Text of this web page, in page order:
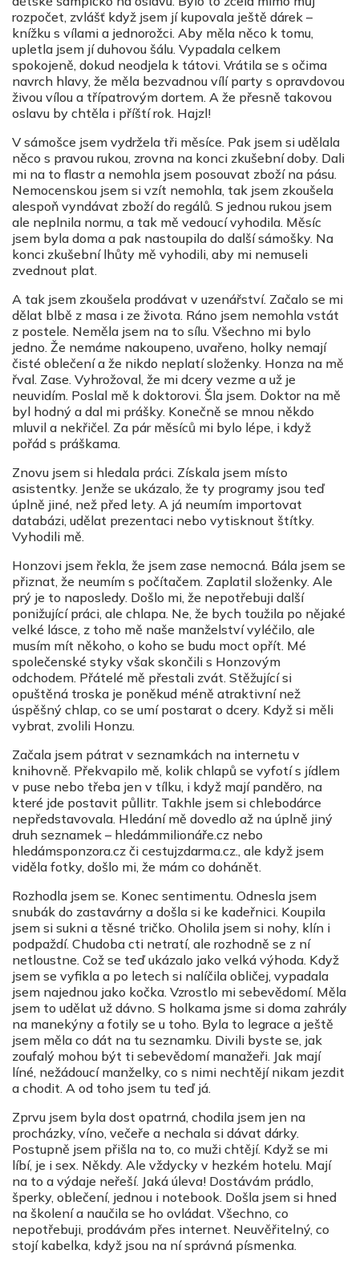
rozpočet, zvlášť když jsem jí kupovala ještě dárek –
knížku s vílami a jednorožci. Aby měla něco k tomu,
upletla jsem jí duhovou šálu. Vypadala celkem
spokojeně, dokud neodjela k tátovi. Vrátila se s očima
navrch hlavy, že měla bezvadnou vílí party s opravdovou
živou vílou a třípatrovým dortem. A že přesně takovou
oslavu by chtěla i příští rok. Hajzl!
V sámošce jsem vydržela tři měsíce. Pak jsem si udělala
něco s pravou rukou, zrovna na konci zkušební doby. Dali
mi na to flastr a nemohla jsem posouvat zboží na pásu.
Nemocenskou jsem si vzít nemohla, tak jsem zkoušela
alespoň vyndávat zboží do regálů. S jednou rukou jsem
ale neplnila normu, a tak mě vedoucí vyhodila. Měsíc
jsem byla doma a pak nastoupila do další sámošky. Na
konci zkušební lhůty mě vyhodili, aby mi nemuseli
zvednout plat.
A tak jsem zkoušela prodávat v uzenářství. Začalo se mi
dělat blbě z masa i ze života. Ráno jsem nemohla vstát
z postele. Neměla jsem na to sílu. Všechno mi bylo
jedno. Že nemáme nakoupeno, uvařeno, holky nemají
čisté oblečení a že nikdo neplatí složenky. Honza na mě
řval. Zase. Vyhrožoval, že mi dcery vezme a už je
neuvidím. Poslal mě k doktorovi. Šla jsem. Doktor na mě
byl hodný a dal mi prášky. Konečně se mnou někdo
mluvil a nekřičel. Za pár měsíců mi bylo lépe, i když
pořád s práškama.
Znovu jsem si hledala práci. Získala jsem místo
asistentky. Jenže se ukázalo, že ty programy jsou teď
úplně jiné, než před lety. A já neumím importovat
databázi, udělat prezentaci nebo vytisknout štítky.
Vyhodili mě.
Honzovi jsem řekla, že jsem zase nemocná. Bála jsem se
přiznat, že neumím s počítačem. Zaplatil složenky. Ale
prý je to naposledy. Došlo mi, že nepotřebuji další
ponižující práci, ale chlapa. Ne, že bych toužila po nějaké
velké lásce, z toho mě naše manželství vyléčilo, ale
musím mít někoho, o koho se budu moct opřít. Mé
společenské styky však skončili s Honzovým
odchodem. Přátelé mě přestali zvát. Stěžující si
opuštěná troska je poněkud méně atraktivní než
úspěšný chlap, co se umí postarat o dcery. Když si měli
vybrat, zvolili Honzu.
Začala jsem pátrat v seznamkách na internetu v
knihovně. Překvapilo mě, kolik chlapů se vyfotí s jídlem
v puse nebo třeba jen v tílku, i když mají panděro, na
které jde postavit půllitr. Takhle jsem si chlebodárce
nepředstavovala. Hledání mě dovedlo až na úplně jiný
druh seznamek – hledámmilionáře.cz nebo
hledámsponzora.cz či cestujzdarma.cz., ale když jsem
viděla fotky, došlo mi, že mám co dohánět.
Rozhodla jsem se. Konec sentimentu. Odnesla jsem
snubák do zastavárny a došla si ke kadeřnici. Koupila
jsem si sukni a těsné tričko. Oholila jsem si nohy, klín i
podpaždí. Chudoba cti netratí, ale rozhodně se z ní
netloustne. Což se teď ukázalo jako velká výhoda. Když
jsem se vyfikla a po letech si nalíčila obličej, vypadala
jsem najednou jako kočka. Vzrostlo mi sebevědomí. Měla
jsem to udělat už dávno. S holkama jsme si doma zahrály
na manekýny a fotily se u toho. Byla to legrace a ještě
jsem měla co dát na tu seznamku. Divili byste se, jak
zoufalý mohou být ti sebevědomí manažeři. Jak mají
líné, nežádoucí manželky, co s nimi nechtějí nikam jezdit
a chodit. A od toho jsem tu teď já.
Zprvu jsem byla dost opatrná, chodila jsem jen na
procházky, víno, večeře a nechala si dávat dárky.
Postupně jsem přišla na to, co muži chtějí. Když se mi
líbí, je i sex. Někdy. Ale vždycky v hezkém hotelu. Mají
na to a výdaje neřeší. Jaká úleva! Dostávám prádlo,
šperky, oblečení, jednou i notebook. Došla jsem si hned
na školení a naučila se ho ovládat. Všechno, co
nepotřebuji, prodávám přes internet. Neuvěřitelný, co
stojí kabelka, když jsou na ní správná písmenka.